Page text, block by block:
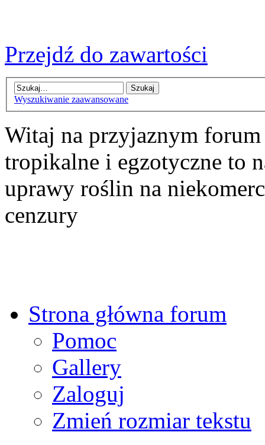
Przejdź do zawartości
Wyszukiwanie zaawansowane
Witaj na przyjaznym
tropikalne i egzotyczne to
uprawy roślin na
cenzury
Strona główna forum
Pomoc
Gallery
Zaloguj
Zmień rozmiar tekstu